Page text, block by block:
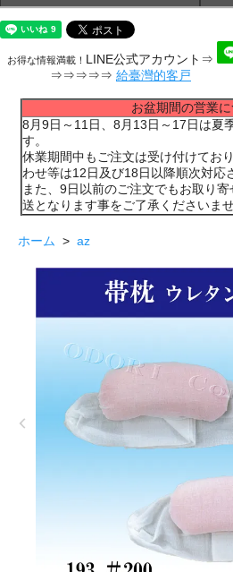
お得な情報満載！ LINE公式アカウント⇒
⇒⇒⇒⇒⇒ 給臺灣的客戸
お盆期間の営業
8月9日～11日、8月13日～17日は夏
す。
休業期間中もご注文は受け付けてお
わせ等は12日及び18日以降順次対応
また、9日以前のご注文でもお取り
送となります事をご了承くださいませ
ホーム > az